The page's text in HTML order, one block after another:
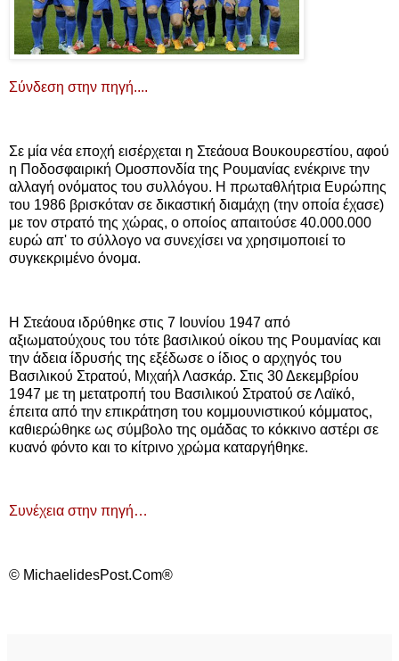
Σύνδεση στην πηγή....
Σε μία νέα εποχή εισέρχεται η Στεάουα Βουκουρεστίου, αφού
η Ποδοσφαιρική Ομοσπονδία της Ρουμανίας ενέκρινε την
αλλαγή ονόματος του συλλόγου. Η πρωταθλήτρια Ευρώπης
του 1986 βρισκόταν σε δικαστική διαμάχη (την οποία έχασε)
με τον στρατό της χώρας, ο οποίος απαιτούσε 40.000.000
ευρώ απ' το σύλλογο να συνεχίσει να χρησιμοποιεί το
συγκεκριμένο όνομα.
Η Στεάουα ιδρύθηκε στις 7 Ιουνίου 1947 από
αξιωματούχους του τότε βασιλικού οίκου της Ρουμανίας και
την άδεια ίδρυσής της εξέδωσε ο ίδιος ο αρχηγός του
Βασιλικού Στρατού, Μιχαήλ Λασκάρ. Στις 30 Δεκεμβρίου
1947 με τη μετατροπή του Βασιλικού Στρατού σε Λαϊκό,
έπειτα από την επικράτηση του κομμουνιστικού κόμματος,
καθιερώθηκε ως σύμβολο της ομάδας το κόκκινο αστέρι σε
κυανό φόντο και το κίτρινο χρώμα καταργήθηκε.
Συνέχεια στην πηγή…
© MichaelidesPost.Com®